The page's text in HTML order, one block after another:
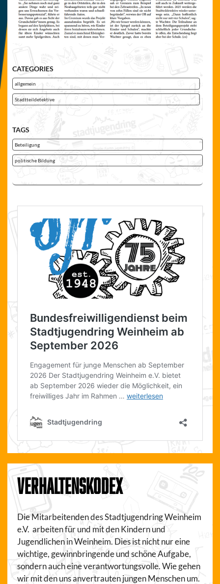
CATEGORIES
allgemein
Stadtteildetektive
TAGS
Beteiligung
politische Bildung
VERHALTENSKODEX
Die Mitarbeitenden des Stadtjugendring Weinheim
e.V. arbeiten für und mit den Kindern und
Jugendlichen in Weinheim. Dies ist nicht nur eine
wichtige, gewinnbringende und schöne Aufgabe,
sondern auch eine verantwortungsvolle. Wie gehen
wir mit den uns anvertrauten jungen Menschen um.